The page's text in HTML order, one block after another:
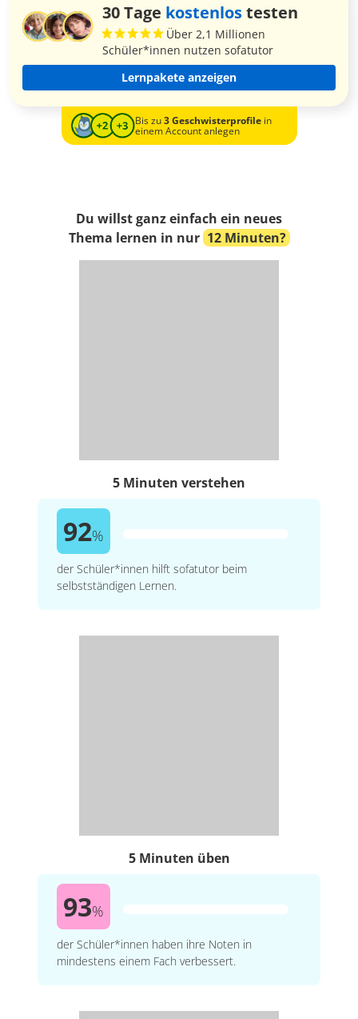
30 Tage kostenlostesten
Über 2,1 Millionen
Schüler*innen nutzen sofatutor
Lernpakete anzeigen
Bis zu3 Geschwisterprofilein
einem Account anlegen
Du willst ganz einfach ein neues
Thema lernen in nur 12 Minuten?
5 Minuten verstehen
92%
der Schüler*innen hilft sofatutor beim
selbstständigen Lernen.
5 Minuten üben
93%
der Schüler*innen haben ihre Noten in
mindestens einem Fach verbessert.